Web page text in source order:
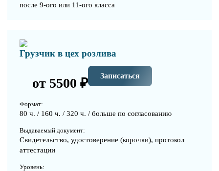
после 9-ого или 11-ого класса
Грузчик в цех розлива
от 5500 ₽ Записаться
Формат:
80 ч. / 160 ч. / 320 ч. / больше по согласованию
Выдаваемый документ:
Свидетельство, удостоверение (корочки), протокол
аттестации
Уровень: